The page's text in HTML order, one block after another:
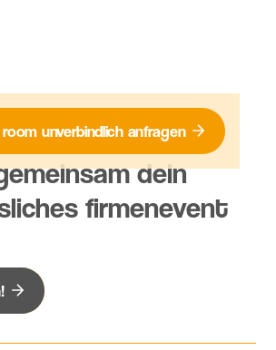
room unverbindlich anfragen
dein
firmenevent